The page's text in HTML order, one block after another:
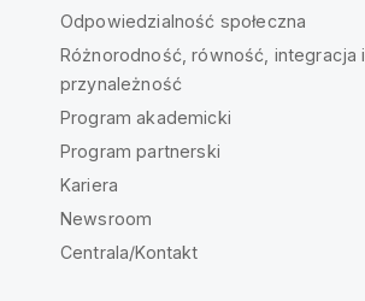
Odpowiedzialność społeczna
Różnorodność, równość, integracja i
przynależność
Program akademicki
Program partnerski
Kariera
Newsroom
Centrala/Kontakt